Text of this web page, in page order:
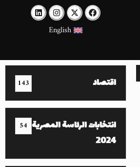
English
اقتصاد 143
انتخابات الرئاسة المصرية
2024
54